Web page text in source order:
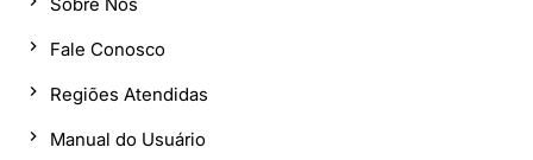
Fale Conosco
Regiões Atendidas
Manual do Usuário